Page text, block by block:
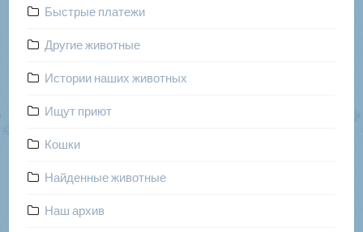
Быстрые платежи
Другие животные
Истории наших животных
Ищут приют
Кошки
Найденные животные
Наш архив